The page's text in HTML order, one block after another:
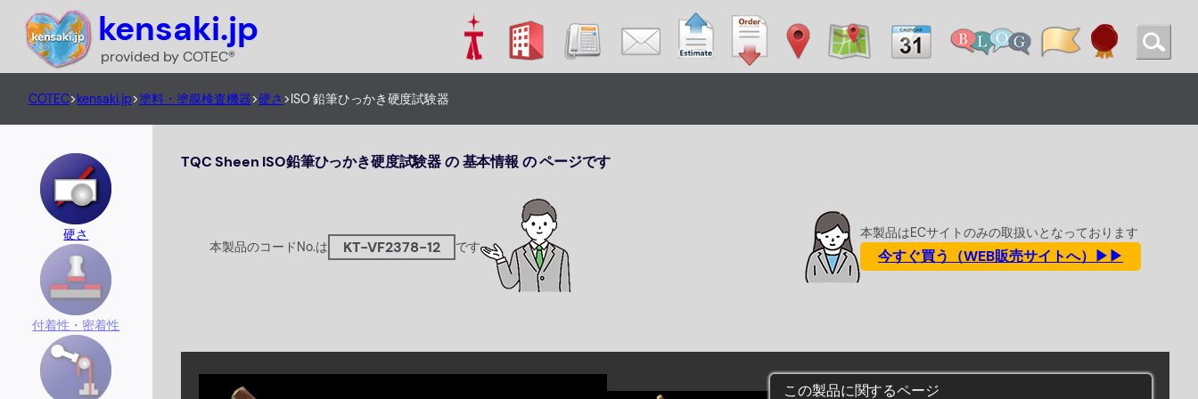
キ
kensaki.jp
provided by COTEC®
COTEC>kensaki.jp>塗料・塗膜検査機器>硬さ >ISO 鉛筆ひっかき硬度試験器
付着性・密着性
硬さ
TQC Sheen ISO鉛筆ひっかき硬度試験器 の 基本情報 の ページです
本製品のコードNo.は KT-VF2378-12 です
本製品はECサイトのみの取扱いとなっております
今すぐ買う（WEB販売サイトへ）▶▶
この製品に関するページ